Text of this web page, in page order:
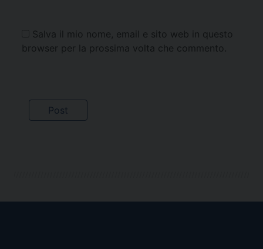
Salva il mio nome, email e sito web in questo
browser per la prossima volta che commento.